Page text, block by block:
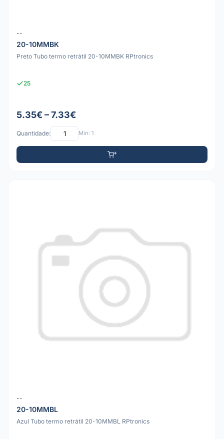
--
20-10MMBK
Preto Tubo termo retrátil 20-10MMBK RPtronics
25
5.35€ – 7.33€
Quantidade: Mín: 1
--
20-10MMBL
Azul Tubo termo retrátil 20-10MMBL RPtronics